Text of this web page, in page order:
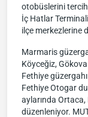
otobüslerini tercih
İç Hatlar
ilçe merkezlerine
Marmaris
Köyceğiz,
Fethiye
Fethiye Otogar
aylarında
düzenleniyor.